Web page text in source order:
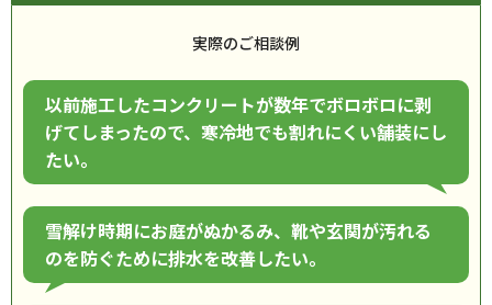
実際のご相談例
以前施工したコンクリートが数年でボロボロに剥
げてしまったので、寒冷地でも割れにくい舗装にし
たい。
雪解け時期にお庭がぬかるみ、靴や玄関が汚れる
のを防ぐために排水を改善したい。